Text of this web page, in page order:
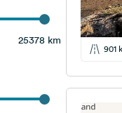
25378 km
901